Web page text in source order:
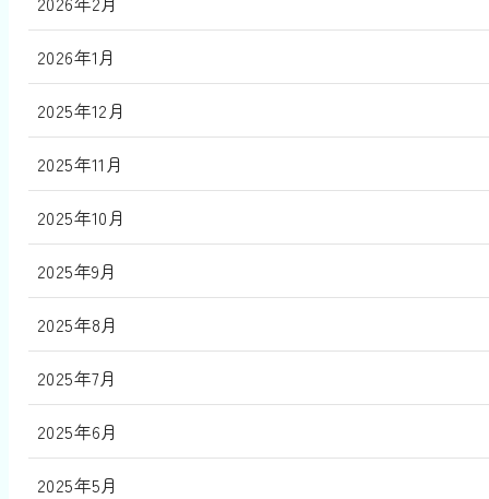
2026年1月
2025年12月
2025年11月
2025年10月
2025年9月
2025年8月
2025年7月
2025年6月
2025年5月